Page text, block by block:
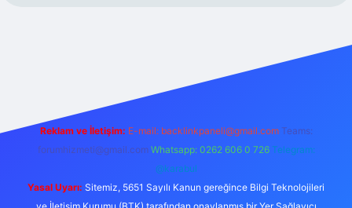
Reklam ve İletişim: E-mail: backlinkpaneli@gmail.com Teams:
forumhizmeti@gmail.com Whatsapp: 0262 606 0 726 Telegram:
@karabul
Yasal Uyarı: Sitemiz, 5651 Sayılı Kanun gereğince Bilgi Teknolojileri